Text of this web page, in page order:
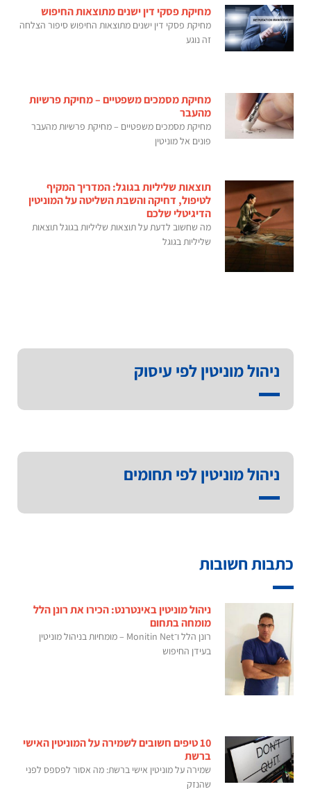
מחיקת פסקי דין ישנים מתוצאות החיפוש
מחיקת פסקי דין ישנים מתוצאות החיפוש סיפור הצלחה
זה נוגע
מחיקת מסמכים משפטיים – מחיקת פרשיות
מהעבר
מחיקת מסמכים משפטיים – מחיקת פרשיות מהעבר
פונים אל מוניטין
תוצאות שליליות בגוגל: המדריך המקיף
לטיפול, דחיקה והשבת השליטה על המוניטין
הדיגיטלי שלכם
מה שחשוב לדעת על תוצאות שליליות בגוגל תוצאות
שליליות בגוגל
ניהול מוניטין לפי עיסוק
ניהול מוניטין לפי תחומים
כתבות חשובות
ניהול מוניטין באינטרנט: הכירו את רונן הלל
מומחה בתחום
רונן הלל ו־Monitin Net – מומחיות בניהול מוניטין
בעידן החיפוש
10 טיפים חשובים לשמירה על המוניטין האישי
ברשת
שמירה על מוניטין אישי ברשת: מה אסור לפספס לפני
שהנזק